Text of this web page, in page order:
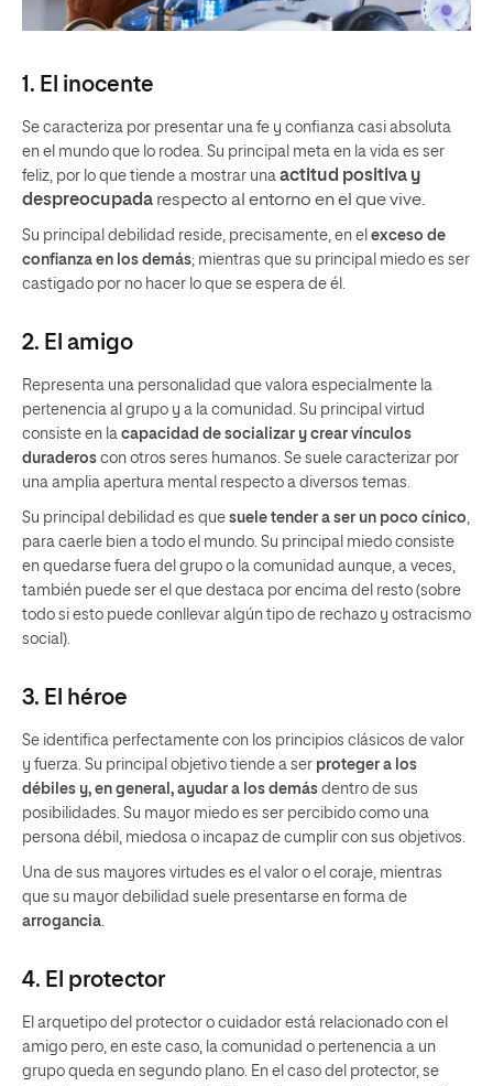
1. El inocente
Se caracteriza por presentar una fe y confianza casi absoluta
en el mundo que lo rodea. Su principal meta en la vida es ser
feliz, por lo que tiende a mostrar una actitud positiva y
despreocupada respecto al entorno en el que vive.
Su principal debilidad reside, precisamente, en el exceso de
confianza en los demás; mientras que su principal miedo es ser
castigado por no hacer lo que se espera de él.
2. El amigo
Representa una personalidad que valora especialmente la
pertenencia al grupo y a la comunidad. Su principal virtud
consiste en la capacidad de socializar y crear vínculos
duraderos con otros seres humanos. Se suele caracterizar por
una amplia apertura mental respecto a diversos temas.
Su principal debilidad es que suele tender a ser un poco cínico,
para caerle bien a todo el mundo. Su principal miedo consiste
en quedarse fuera del grupo o la comunidad aunque, a veces,
también puede ser el que destaca por encima del resto (sobre
todo si esto puede conllevar algún tipo de rechazo y ostracismo
social).
3. El héroe
Se identifica perfectamente con los principios clásicos de valor
y fuerza. Su principal objetivo tiende a ser proteger a los
débiles y, en general, ayudar a los demás dentro de sus
posibilidades. Su mayor miedo es ser percibido como una
persona débil, miedosa o incapaz de cumplir con sus objetivos.
Una de sus mayores virtudes es el valor o el coraje, mientras
que su mayor debilidad suele presentarse en forma de
arrogancia.
4. El protector
El arquetipo del protector o cuidador está relacionado con el
amigo pero, en este caso, la comunidad o pertenencia a un
grupo queda en segundo plano. En el caso del protector, se